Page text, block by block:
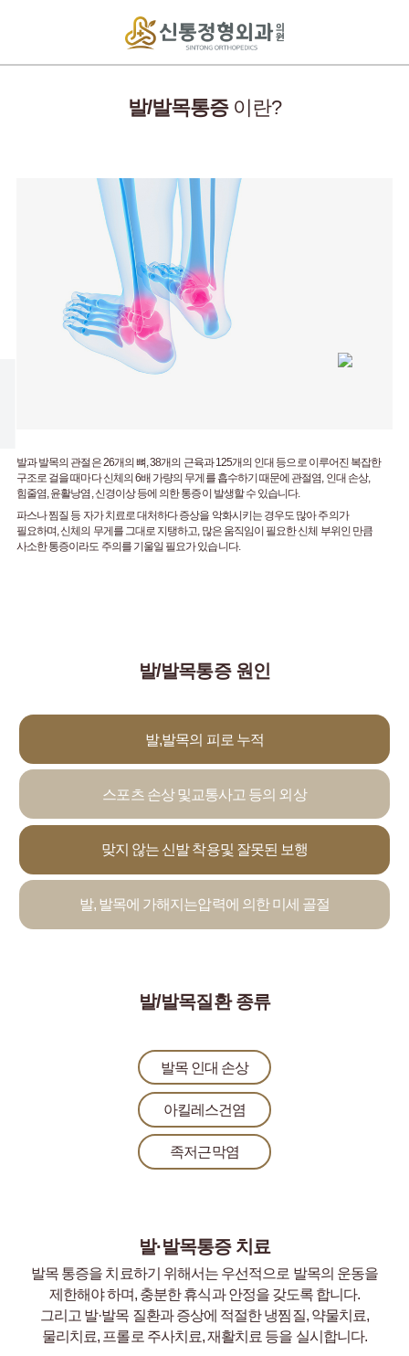
발/발목통증이란?
발과 발목의 관절은 26개의 뼈, 38개의 근육과 125개의 인대 등으로 이루어진 복잡한
구조로 걸을 때마다 신체의 6배 가량의 무게를 흡수하기 때문에 관절염, 인대 손상,
힘줄염, 윤활낭염, 신경이상 등​에 의한 통증이 발생할 수 있습니다.
파스나 찜질 등 자가 치료로 대처하다 증상을 악화시키는 경우도 많아 주의가
필요하며, 신체의 무게를 그대로 지탱하고, 많은 움직임이 필요한 신체 부위인 만큼
사소한 통증이라도 주의를 기울일 필요가 있습니다.
발/발목통증 원인
발,발목의 피로 누적
스포츠 손상 및 교통사고 등의 외상
맞지 않는 신발 착용및 잘못된 보행
발, 발목에 가해지는압력에 의한 미세 골절
발/발목질환 종류
발목 인대 손상
아킬레스건염
족저근막염
발·발목통증 치료
발목 통증을 치료하기 위해서는 우선적으로 발목의 운동을
제한해야 하며, 충분한 휴식과 안정을 갖도록 합니다.
그리고 발·발목 질환과 증상에 적절한 냉찜질, 약물치료,
물리치료, 프롤로 주사치료, 재활치료 등을 실시합니다.